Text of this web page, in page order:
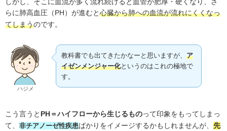
らに肺高血圧（PH）が進むと 心臓から肺への血流が流れにくくなっ
てしまうのです。
ハジメ
教科書でも出てきたかなーと思いますが、 ア
イゼンメンジャー化というのはこれの極地で
す。
こう言うと PH＝ハイフローから生じるものって印象をもってしまっ
て、 非チアノーゼ性疾患ばかりをイメージするかもしれませんが、 先